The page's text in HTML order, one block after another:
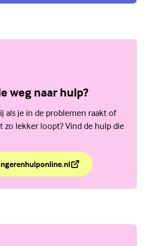
weg naar hulp?
als je in de problemen raakt of
zo lekker loopt? Vind de hulp die
jij de weg naar hulp?